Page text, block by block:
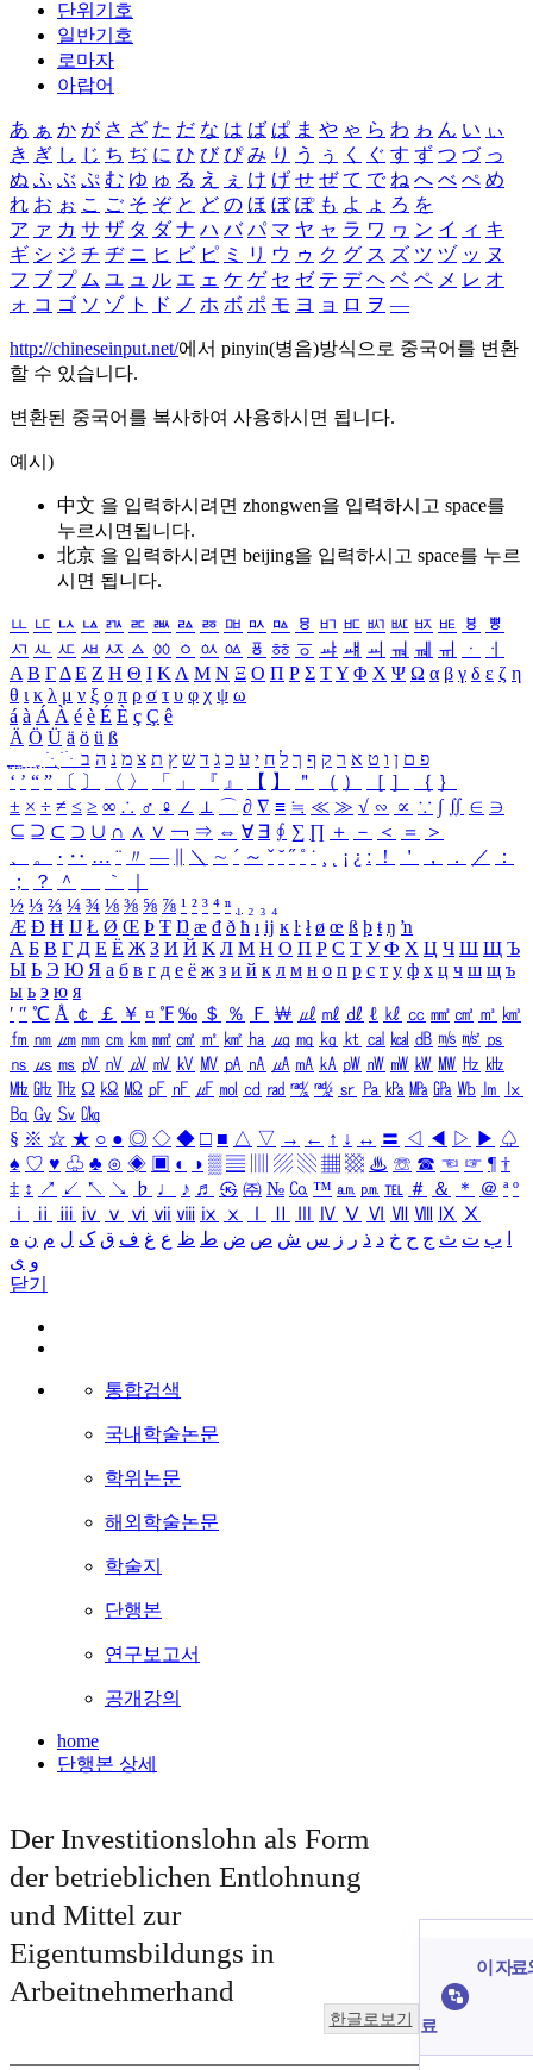
단위기호
일반기호
로마자
아랍어
あ ぁ か が さ ざ た だ な は ば ぱ ま や ゃ ら わ ゎ ん い ぃ
き ぎ し じ ち ぢ に ひ び ぴ み り う ぅ く ぐ す ず つ づ っ
ぬ ふ ぶ ぷ む ゆ ゅ る え ぇ け げ せ ぜ て で ね へ べ ぺ め
れ お ぉ こ ご そ ぞ と ど の ほ ぼ ぽ も よ ょ ろ を
ア ァ カ サ ザ タ ダ ナ ハ バ パ マ ヤ ャ ラ ワ ヮ ン イ ィ キ
ギ シ ジ チ ヂ ニ ヒ ビ ピ ミ リ ウ ゥ ク グ ス ズ ツ ヅ ッ ヌ
フ ブ プ ム ユ ュ ル エ ェ ケ ゲ セ ゼ テ デ ヘ ベ ペ メ レ オ
ォ コ ゴ ソ ゾ ト ド ノ ホ ボ ポ モ ヨ ョ ロ ヲ ―
http://chineseinput.net/에서 pinyin(병음)방식으로 중국어를 변환
할 수 있습니다.
변환된 중국어를 복사하여 사용하시면 됩니다.
예시)
中文 을 입력하시려면 zhongwen을 입력하시고 space를
누르시면됩니다.
北京 을 입력하시려면 beijing을 입력하시고 space를 누르
시면 됩니다.
ㅥ ㅦ ㅧ ㅨ ㅩ ㅪ ㅫ ㅬ ㅭ ㅮ ㅯ ㅰ ㅱ ㅲ ㅳ ㅴ ㅵ ㅶ ㅷ ㅸ
ㅹ
ㅺ ㅻ ㅼ ㅽ ㅾ ㅿ ㆀ ㆁ ㆂ ㆃ ㆄ ㆅ ㆆ ㆇ ㆈ ㆉ ㆊ ㆋ ㆌ ㆍ
ㆎ
Α Β ΓΔ Ε Ζ Η Θ Ι ΚΛ Μ Ν Ξ Ο Π Ρ Σ ΤΥ Φ Χ Ψ Ω α β γ δ ε ζ η
θ ι κ λ μ ν ξ ο π ρ σ τ υ φ χ ψ ω
á à Á À é è É È ç Ç ê
Ä Ö Ü ä ö ü ß
ִֶֹ ֻּ ׁׂ פ ם ן ו ט א ר ק ף ך ל ח י ע כ ג ד ש ץ ת צ מ נ ה ב
‘ ’ “ ” 〔 〕 〈 〉 「 」 『 』 【 】 ＂ （ ） ［ ］ ｛ ｝
± × ÷ ≠ ≤ ≥ ∞ ∴ ♂ ♀ ∠ ⊥ ⌒ ∂ ∇ ≡ ≒ ≪ ≫ √ ∽ ∝ ∵ ∫ ∬ ∈ ∋
⊆ ⊇ ⊂ ⊃ ∪ ∩ ∧ ∨ ￢ ⇒ ⇔ ∀ ∃ ∮ ∑ ∏ ＋ － ＜ ＝
＞
、
。 · ‥ … ¨ 〃 ― ＼ ∼ ´ ～ ˇ ˘ ˝ ˚ ˙ ¸ ¡ ¿ ː ！ ＇ ， ． ／
：
；
？ ＾ ｀
½ ⅓ ⅔ ¼ ¾ ⅛ ⅜ ⅝ ⅞ ¹ ² ³ ⁴ ⁿ ₁ ₂ ₃ ₄
Æ Ð Ħ Ĳ Ł Ø Œ Þ Ŧ Ŋ æ đ ð ħ ı ĳ ĸ ŀ ł ø œ ß þ ŧ ŋ ŉ
А Б В Г Д Е Ё Ж З И Й К Л М Н О П Р С Т У Ф Х Ц Ч Ш Щ Ъ
Ы Ь Э Ю Я а б в г д е ё ж з и й к л м н о п р с т у ф х ц ч ш щ ъ
ы ь э ю я
′ ″ ℃ Å ￠ ￡ ￥ ¤ ℉ ‰ ＄ ％ Ｆ ￦ ㎕ ㎖ ㎗ ℓ ㎘ ㏄ ㎣ ㎤ ㎥ ㎦
㎙ ㎚ ㎛ ㎜ ㎝ ㎞ ㎟ ㎠ ㎡ ㎢ ㏊ ㎍ ㎎ ㎏ ㏏ ㎈ ㎉ ㏈ ㎧ ㎨ ㎰
㎱ ㎲ ㎳ ㎴ ㎵ ㎶ ㎷ ㎸ ㎹ ㎀ ㎁ ㎂ ㎃ ㎄ ㎺ ㎻ ㎽ ㎾ ㎿ ㎐ ㎑
㎒ ㎓ ㎔ Ω ㏀ ㏁ ㎊ ㎋ ㎌ ㏖ ㏅ ㎭ ㎮ ㎯ ㏛ ㎩ ㎪ ㎫ ㎬ ㏝ ㏐
㏓
㏃ ㏉ ㏜ ㏆
§ ※ ☆ ★ ○ ● ◎ ◇ ◆ □ ■ △ ▽ → ← ↑ ↓ ↔ 〓 ◁ ◀ ▷ ▶ ♤
♠ ♡ ♥ ♧ ♣ ⊙ ◈ ▣ ◐ ◑ ▒ ▤ ▨ ▧ ▦ ▩ ♨ ☏ ☎ ☜ ☞ ¶ †
‡ ↕ ↗ ↙ ↖ ↘ ♭ ♩ ♪ ♬ ㉿ ㈜ № ㏇ ™ ㏂ ㏘ ℡ ＃ ＆ ＊ ＠ ª º
ⅰ
ⅱ ⅲ ⅳ ⅴ ⅵ ⅶ ⅷ ⅸ ⅹ Ⅳ Ⅴ Ⅵ Ⅶ Ⅷ Ⅸ Ⅹ
ب ت ث ج ح خ د ذ ر ز س ش ص ض ط ظ ع غ ف ق ک ل م ن ه
و ی
닫기
통합검색
국내학술논문
학위논문
해외학술논문
학술지
단행본
연구보고서
공개강의
home
단행본 상세
Der Investitionslohn als Form
der betrieblichen Entlohnung
und Mittel zur
Eigentumsbildungs in
Arbeitnehmerhand
한글로보기
이 자료
료